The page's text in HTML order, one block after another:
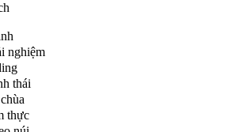
nghiệm
thái
thực